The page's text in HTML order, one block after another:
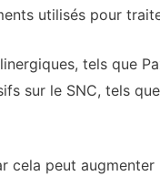
utilisés pour
tels que
sur le SNC, tels
cela peut